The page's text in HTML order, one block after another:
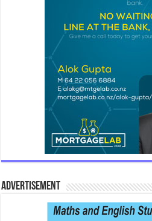
Advertisement